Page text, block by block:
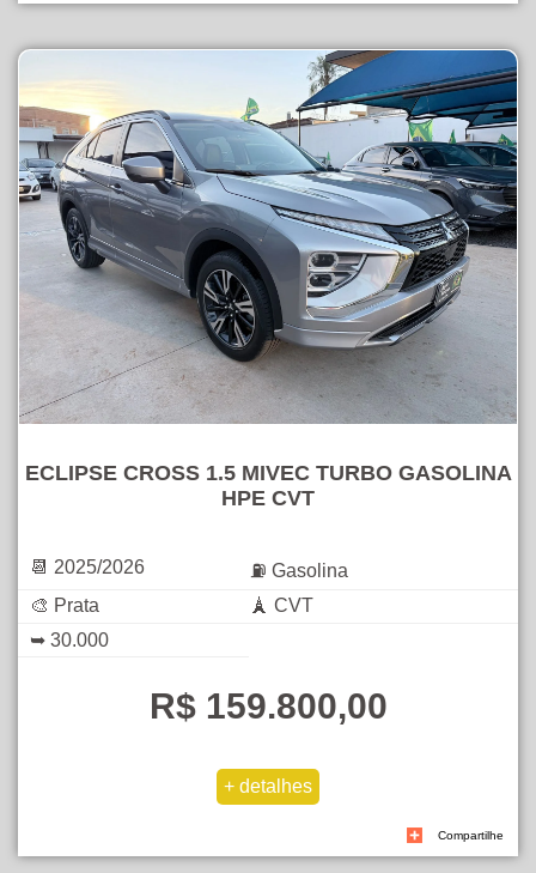
ECLIPSE CROSS 1.5 MIVEC TURBO GASOLINA
HPE CVT
📆 2025/2026
⛽ Gasolina
🎨 Prata
🗼 CVT
➥ 30.000
R$ 159.800,00
Compartilhe